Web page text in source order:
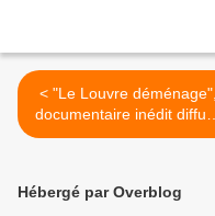
< "Le Louvre déménage",
documentaire inédit diffusé
ce dimanche à 18h sur
Hébergé par Overblog